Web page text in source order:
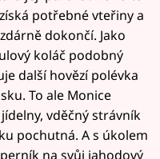
potřebné vteřiny a
dokončí. Jako
koláč podobný
další hovězí polévka
To ale Monice
vděčný strávník
pochutná. A s úkolem
na svůj jahodový